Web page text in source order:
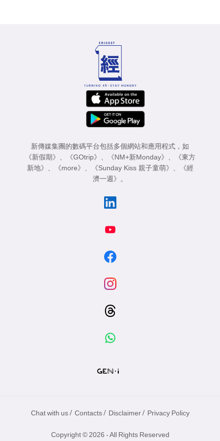
新傳媒集團的數碼平台包括多個網站和應用程式，如
《新假期》
《GOtrip》 《NM+新Monday》
《東方
新地》
《more》 《Sunday Kiss 親子童萌》
《經
濟一週》
。
Chat with us / Contacts / Disclaimer / Privacy Policy
Copyright © 2026 - All Rights Reserved